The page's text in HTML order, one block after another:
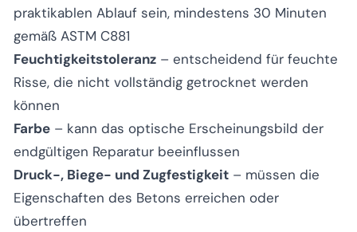
praktikablen Ablauf sein, mindestens 30 Minuten
gemäß ASTM C881
Feuchtigkeitstoleranz – entscheidend für feuchte
Risse, die nicht vollständig getrocknet werden
können
Farbe – kann das optische Erscheinungsbild der
endgültigen Reparatur beeinflussen
Druck-, Biege- und Zugfestigkeit – müssen die
Eigenschaften des Betons erreichen oder
übertreffen